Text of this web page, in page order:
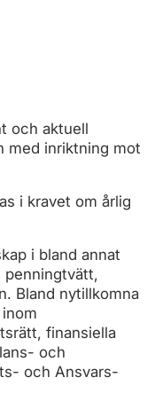
och aktuell
med inriktning mot
i kravet om årlig
i bland annat
Bland nytillkomna
finansiella
och
och Ansvars-